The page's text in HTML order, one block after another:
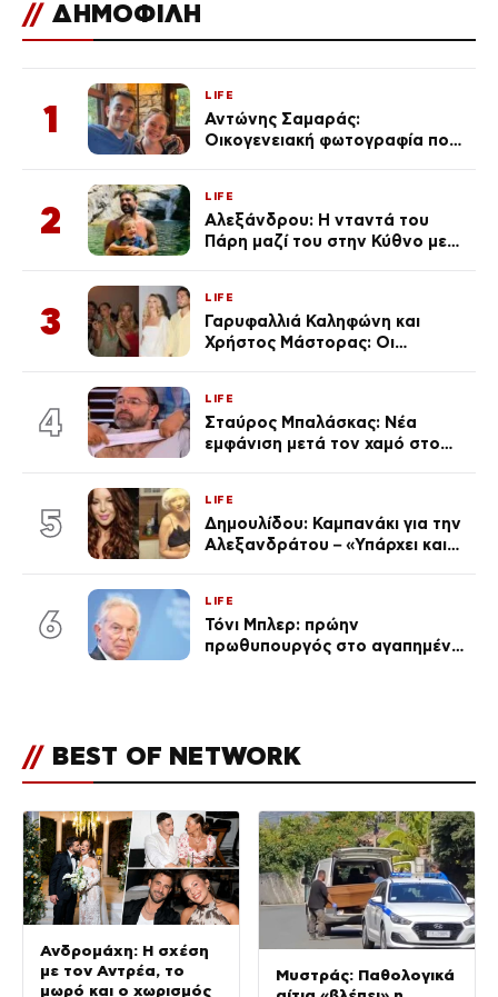
// ΔΗΜΟΦΙΛΗ
1
LIFE
Αντώνης Σαμαράς:
Οικογενειακή φωτογραφία που
Λένας
2
LIFE
Αλεξάνδρου: Η νταντά του
Πάρη μαζί του στην Κύθνο με
3
LIFE
Γαρυφαλλιά Καληφώνη και
Χρήστος Μάστορας: Οι
απαρατήρητη
4
LIFE
Σταύρος Μπαλάσκας: Νέα
εμφάνιση μετά τον χαμό στο
5
LIFE
Δημουλίδου: Καμπανάκι για την
Αλεξανδράτου – «Υπάρχει και
6
LIFE
Τόνι Μπλερ: πρώην
πρωθυπουργός στο αγαπημένο
// BEST OF NETWORK
Ανδρομάχη: Η σχέση
με τον Αντρέα, το
μωρό και ο χωρισμός
Μυστράς: Παθολογικά